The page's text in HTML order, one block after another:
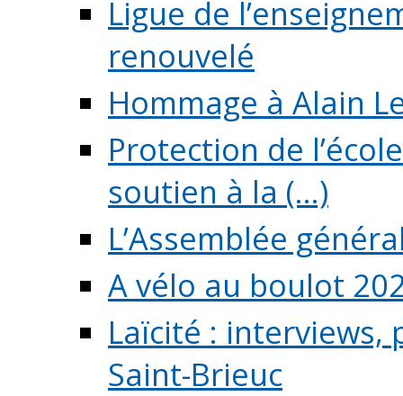
Ligue de
renouvelé
Hommage à Alain
Protection de
soutien à la (...)
L’Assemblée
A vélo au boulot
Laïcité :
Saint-Brieuc